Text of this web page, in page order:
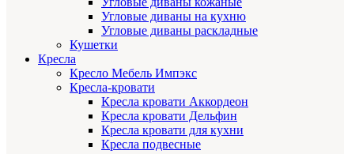
Угловые диваны на кухню
Угловые диваны раскладные
Кушетки
Кресла
Кресло Мебель Импэкс
Кресла-кровати
Кресла кровати Аккордеон
Кресла кровати Дельфин
Кресла кровати для кухни
Кресла подвесные